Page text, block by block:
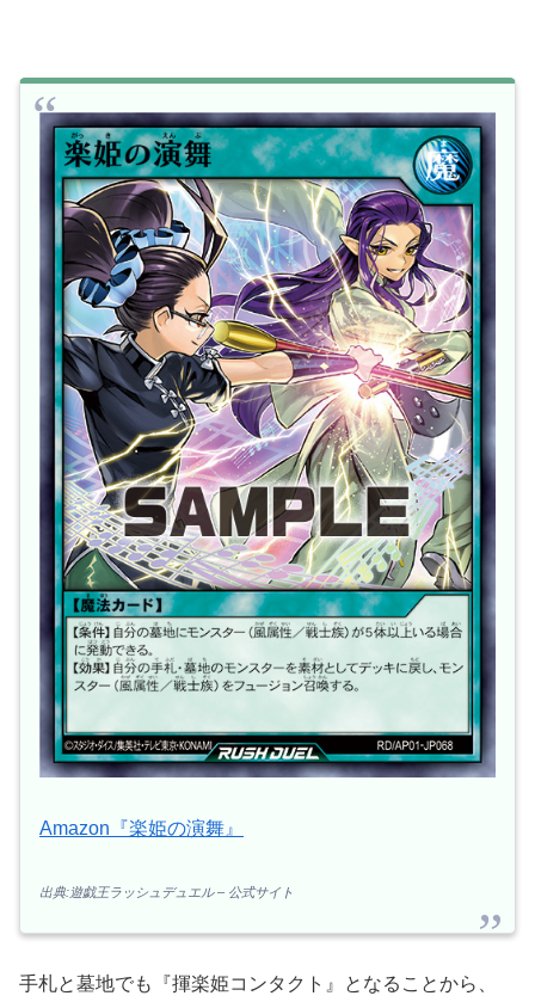
Amazon『楽姫の演舞』
出典:遊戯王ラッシュデュエル – 公式サイト
手札と墓地でも『揮楽姫コンタクト』となることから、